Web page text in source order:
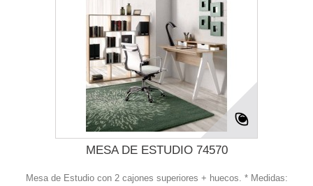
MESA DE ESTUDIO 74570
Mesa de Estudio con 2 cajones superiores + huecos. * Medidas: